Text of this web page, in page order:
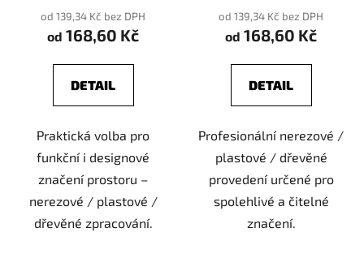
od 139,34 Kč bez DPH
od 168,60 Kč
DETAIL
Praktická volba pro
funkční i designové
značení prostoru –
nerezové / plastové /
dřevěné zpracování.
od 139,34 Kč bez DPH
od 168,60 Kč
DETAIL
Profesionální nerezové /
plastové / dřevěné
provedení určené pro
spolehlivé a čitelné
značení.